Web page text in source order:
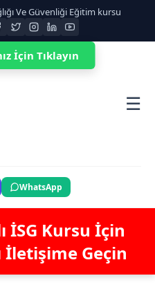
Ve Güvenliği Eğitim kursu
☰
WhatsApp
İSG Kursu İçin
İletişime Geçin
İçin Tıklayın